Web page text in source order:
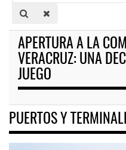
del
APERTURA A LA
VERACRUZ: UNA
JUEGO
PUERTOS Y